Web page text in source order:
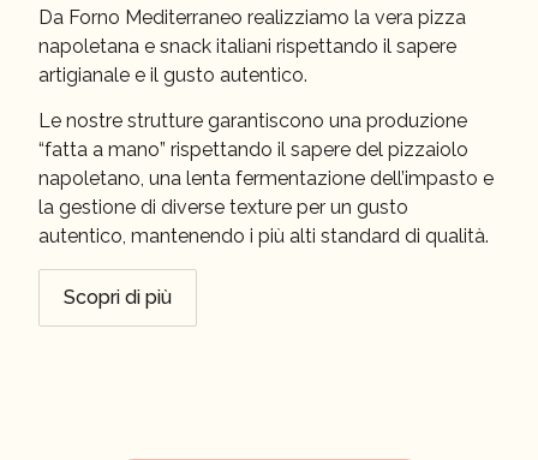
Da Forno Mediterraneo realizziamo la vera pizza
napoletana e snack italiani rispettando il sapere
artigianale e il gusto autentico.
Le nostre strutture garantiscono una produzione
“fatta a mano” rispettando il sapere del pizzaiolo
napoletano, una lenta fermentazione dell’impasto e
la gestione di diverse texture per un gusto
autentico, mantenendo i più alti standard di qualità.
Scopri di più